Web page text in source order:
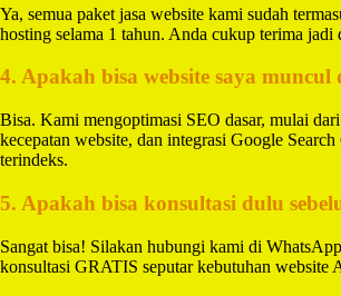
Ya, semua paket jasa website kami sudah
hosting selama 1 tahun. Anda cukup terima jadi
4. Apakah bisa website saya muncul
Bisa. Kami mengoptimasi SEO dasar, mulai
kecepatan website, dan integrasi Google
terindeks.
5. Apakah bisa konsultasi dulu
Sangat bisa! Silakan hubungi kami di WhatsApp
konsultasi GRATIS seputar kebutuhan website